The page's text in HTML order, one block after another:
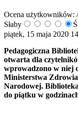
Ocena użytkowników:
Słaby
piątek, 15 maja 2020
Pedagogiczna
otwarta dla
wprowadzono w niej
Ministerstwa
Narodowej.
do piątku w